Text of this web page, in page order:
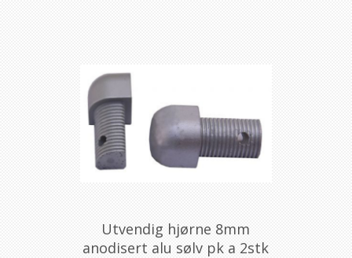
Utvendig hjørne 8mm
anodisert alu sølv pk a 2stk